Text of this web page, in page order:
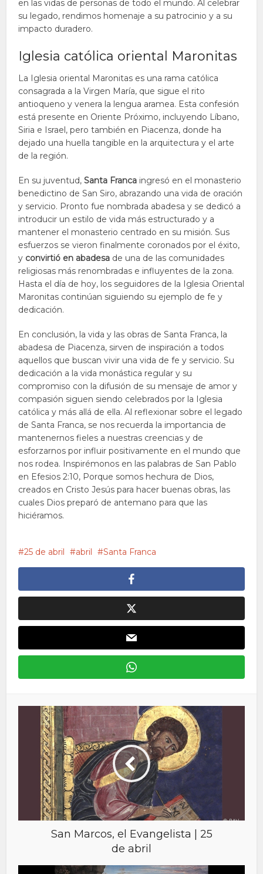
en las vidas de personas de todo el mundo. Al celebrar
su legado, rendimos homenaje a su patrocinio y a su
impacto duradero.
Iglesia católica oriental Maronitas
La Iglesia oriental Maronitas es una rama católica
consagrada a la Virgen María, que sigue el rito
antioqueno y venera la lengua aramea. Esta confesión
está presente en Oriente Próximo, incluyendo Líbano,
Siria e Israel, pero también en Piacenza, donde ha
dejado una huella tangible en la arquitectura y el arte
de la región.
En su juventud,Santa Franca ingresó en el monasterio
benedictino de San Siro, abrazando una vida de oración
y servicio. Pronto fue nombrada abadesa y se dedicó a
introducir un estilo de vida más estructurado y a
mantener el monasterio centrado en su misión. Sus
esfuerzos se vieron finalmente coronados por el éxito,
y convirtió en abadesa de una de las comunidades
religiosas más renombradas e influyentes de la zona.
Hasta el día de hoy, los seguidores de la Iglesia Oriental
Maronitas continúan siguiendo su ejemplo de fe y
dedicación.
En conclusión, la vida y las obras de Santa Franca, la
abadesa de Piacenza, sirven de inspiración a todos
aquellos que buscan vivir una vida de fe y servicio. Su
dedicación a la vida monástica regular y su
compromiso con la difusión de su mensaje de amor y
compasión siguen siendo celebrados por la Iglesia
católica y más allá de ella. Al reflexionar sobre el legado
de Santa Franca, se nos recuerda la importancia de
mantenernos fieles a nuestras creencias y de
esforzarnos por influir positivamente en el mundo que
nos rodea. Inspirémonos en las palabras de San Pablo
en Efesios 2:10, Porque somos hechura de Dios,
creados en Cristo Jesús para hacer buenas obras, las
cuales Dios preparó de antemano para que las
hiciéramos.
25 de abril abril Santa Franca
San Marcos, el Evangelista | 25
de abril